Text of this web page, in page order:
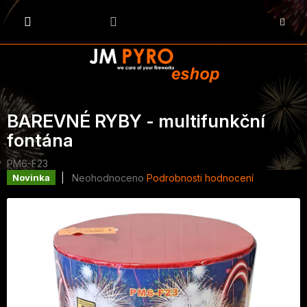
Přejít
na
KOŠÍK
BAREVNÉ RYBY - multifunkční
fontána
PM6-F23
Novinka
Průměrné
0,0
5
hvězdiček.
Neohodnoceno Podrobnosti hodnocení